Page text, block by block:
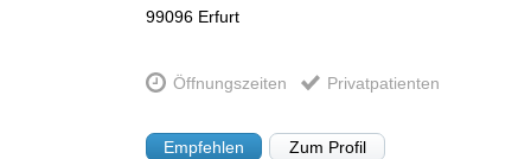
99096 Erfurt
Öffnungszeiten Privatpatienten
Empfehlen Zum Profil